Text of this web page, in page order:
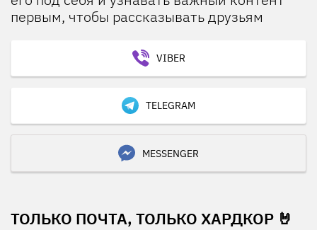
первым, чтобы рассказывать друзьям
VIBER
TELEGRAM
MESSENGER
ТОЛЬКО ПОЧТА, ТОЛЬКО ХАРДКОР 🤘